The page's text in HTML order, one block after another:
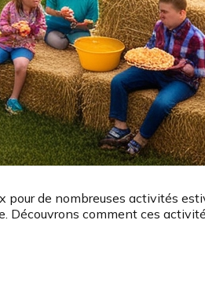
de nombreuses activités
comment ces